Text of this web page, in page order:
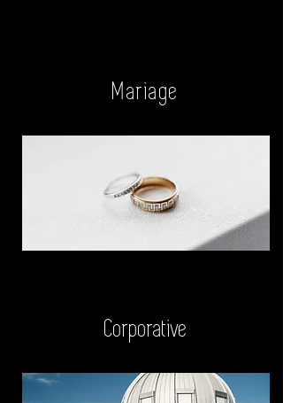
Mariage
Corporative